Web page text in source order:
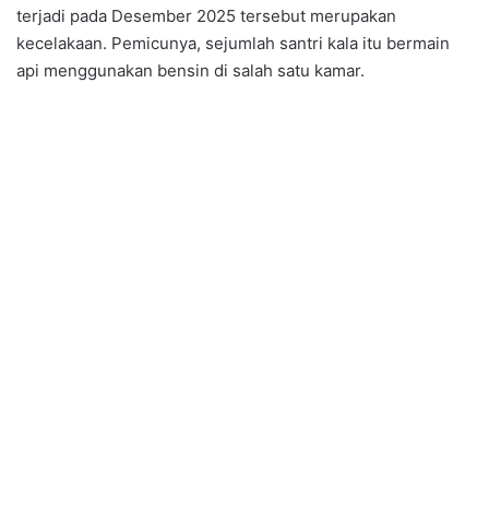
terjadi pada Desember 2025 tersebut merupakan
kecelakaan. Pemicunya, sejumlah santri kala itu bermain
api menggunakan bensin di salah satu kamar.